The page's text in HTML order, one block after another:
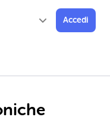
Accedi